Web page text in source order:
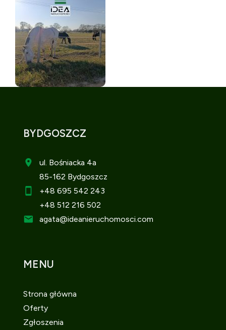
BYDGOSZCZ
ul. Bośniacka 4a
85-162 Bydgoszcz
+48 695 542 243
+48 512 216 502
agata@ideanieruchomosci.com
MENU
Strona główna
Oferty
Zgłoszenia